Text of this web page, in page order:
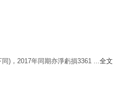
)，2017年同期亦淨虧損3361 ...全文